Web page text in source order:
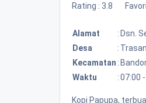
Rating : 3.8
Alamat : Dsn.
Desa
: Trasan
Kecamatan :
Waktu
:07:00
Kopi Papupa,